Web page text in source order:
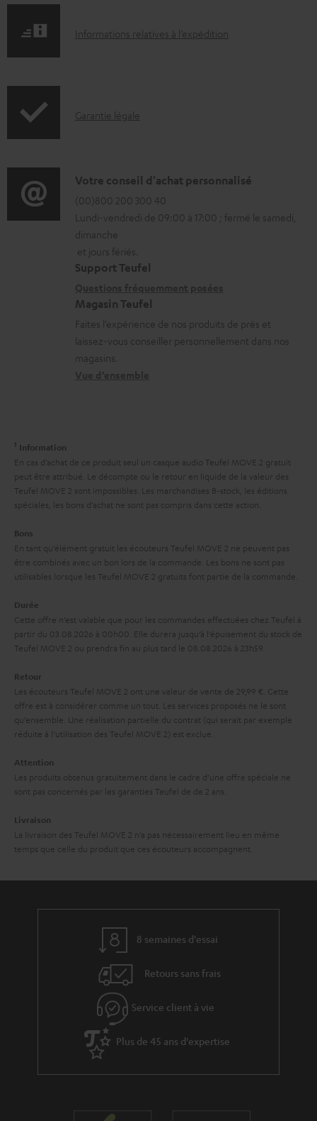
t
l
h
a
r
g
e
b
e
I
r
t
i
o
n
s
e
a
s
à
l
e
x
d
i
i
o
n
Informations relatives à l’expédition
I
o
r
m
a
t
o
n
s
t
i
v
s
à
l
g
a
a
n
t
e
Garantie légale
D
é
t
a
i
s
c
o
t
Votre conseil d'achat personnalisé
(00)800 200 300 40
Lundi-vendredi de 09:00 à 17:00 ; fermé le samedi,
dimanche
et jours fériés.
Support Teufel
Magasin Teufel
Faites l’expérience de nos produits de près et
laissez-vous conseiller personnellement dans nos
magasins.
1 Information
En cas d’achat de ce produit seul un casque audio Teufel MOVE 2 gratuit
peut être attribué. Le décompte ou le retour en liquide de la valeur des
Teufel MOVE 2 sont impossibles. Les marchandises B-stock, les éditions
spéciales, les bons d’achat ne sont pas compris dans cette action.
Bons
En tant qu’élément gratuit les écouteurs Teufel MOVE 2 ne peuvent pas
être combinés avec un bon lors de la commande. Les bons ne sont pas
utilisables lorsque les Teufel MOVE 2 gratuits font partie de la commande.
Durée
Cette offre n’est valable que pour les commandes effectuées chez Teufel à
partir du 03.08.2026 à 00h00. Elle durera jusqu’à l’épuisement du stock de
Teufel MOVE 2 ou prendra fin au plus tard le 08.08.2026 à 23h59.
Retour
Les écouteurs Teufel MOVE 2 ont une valeur de vente de 29,99 €. Cette
offre est à considérer comme un tout. Les services proposés ne le sont
qu’ensemble. Une réalisation partielle du contrat (qui serait par exemple
réduite à l’utilisation des Teufel MOVE 2) est exclue.
Attention
Les produits obtenus gratuitement dans le cadre d’une offre spéciale ne
sont pas concernés par les garanties Teufel de de 2 ans.
Livraison
La livraison des Teufel MOVE 2 n’a pas nécessairement lieu en même
temps que celle du produit que ces écouteurs accompagnent.
8 semaines d'essai
Retours sans frais
Service client à vie
Plus de 45 ans d'expertise